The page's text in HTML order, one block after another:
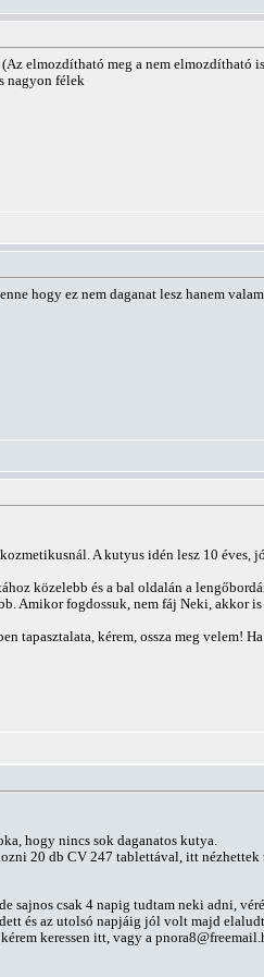
elmozdítható meg a nem elmozdítható
nagyon félek
hogy ez nem daganat lesz hanem
A kutyus idén lesz 10 éves,
közelebb és a bal oldalán a
Amikor fogdossuk, nem fáj Neki, akkor is
tapasztalata, kérem, ossza meg
hogy nincs sok daganatos kutya.
20 db CV 247 tablettával, itt
sajnos csak 4 napig tudtam neki adni,
és az utolsó napjáig jól volt majd elaludt.
keressen itt, vagy a